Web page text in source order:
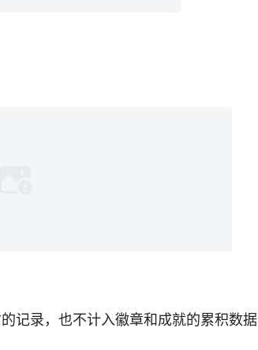
记录，也不计入徽章和成就的累积数据